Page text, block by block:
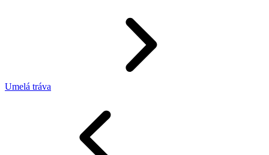
Umelá tráva